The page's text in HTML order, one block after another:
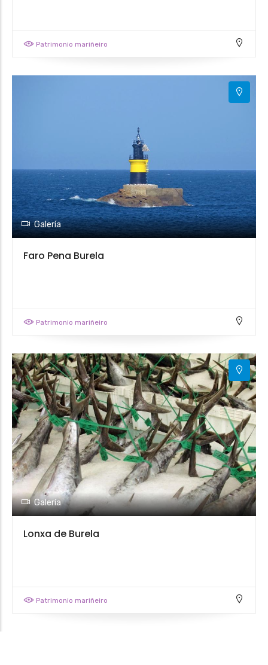
Patrimonio mariñeiro
Galería
Faro Pena Burela
Patrimonio mariñeiro
Galería
Lonxa de Burela
Patrimonio mariñeiro